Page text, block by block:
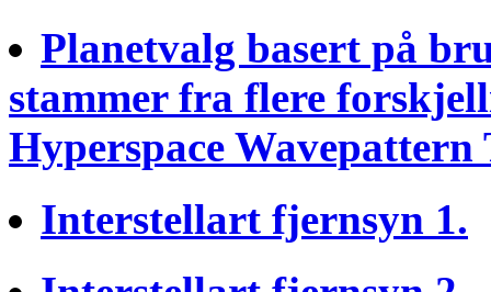
Planetvalg basert på
stammer fra flere
Hyperspace Wavepattern
Interstellart fjernsyn 1.